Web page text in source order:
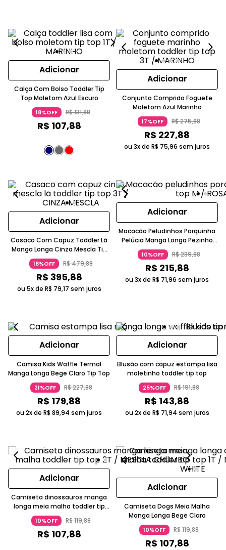
Adicionar
Calça Com Bolso Toddler Tip
Top Moletom Azul Escuro
18%OFF R$131,88
R$ 107,88
Adicionar
Conjunto Comprido Foguete
Moletom Azul Marinho
17%OFF R$275,88
R$ 227,88
ou 3x de R$ 75,96 sem juros
Adicionar
Casaco Com Capuz Toddler Lã
Manga Longa Cinza Mescla Tip
Top
18%OFF R$479,88
R$ 395,88
ou 5x de R$ 79,17 sem juros
Adicionar
Macacão Peludinhos Porquinha
Pelúcia Manga Longa Pezinho
Capuz Lilás
10%OFF R$239,88
R$ 215,88
ou 3x de R$ 71,96 sem juros
Adicionar
Camisa Kids Waffle Termal
Manga Longa Bege Claro Tip Top
21%OFF R$227,88
R$ 179,88
ou 2x de R$ 89,94 sem juros
Adicionar
Blusão com capuz estampa lisa
moletinho toddler tip top
25%OFF R$191,88
R$ 143,88
ou 2x de R$ 71,94 sem juros
Adicionar
Camiseta dinossauros manga
longa meia malha toddler tip
top
10%OFF R$119,88
R$ 107,88
Adicionar
Camiseta Dogs Meia Malha
Manga Longa Bege Claro
10%OFF R$119,88
R$ 107,88